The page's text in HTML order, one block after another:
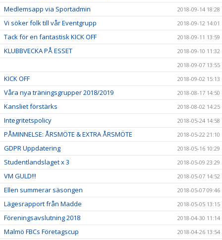
Medlemsapp via Sportadmin 2018-09-14 18:28
Vi söker folk till vår Eventgrupp 2018-09-12 14:01
Tack för en fantastisk KICK OFF 2018-09-11 13:59
KLUBBVECKA PÅ ESSET
2018-09-10 11:32
2018-09-07 13:55
KICK OFF 2018-09-02 15:13
Våra nya träningsgrupper 2018/2019 2018-08-17 14:50
Kansliet förstärks 2018-08-02 14:25
Integritetspolicy 2018-05-24 14:58
PÅMINNELSE: ÅRSMÖTE & EXTRA ÅRSMÖTE 2018-05-22 21:10
GDPR Uppdatering 2018-05-16 10:29
Studentlandslaget x 3 2018-05-09 23:29
VM GULD!!! 2018-05-07 14:52
Ellen summerar säsongen 2018-05-07 09:46
Lägesrapport från Madde 2018-05-05 13:15
Föreningsavslutning 2018 2018-04-30 11:14
Malmö FBCs Företagscup 2018-04-26 13:54